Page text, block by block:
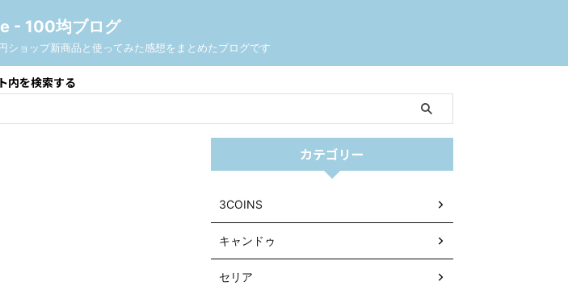
- 100均ブログ
ョップ新商品と使ってみた感想をまとめたブログです
内を検索する
カテゴリー
3COINS
キャンドゥ
セリア